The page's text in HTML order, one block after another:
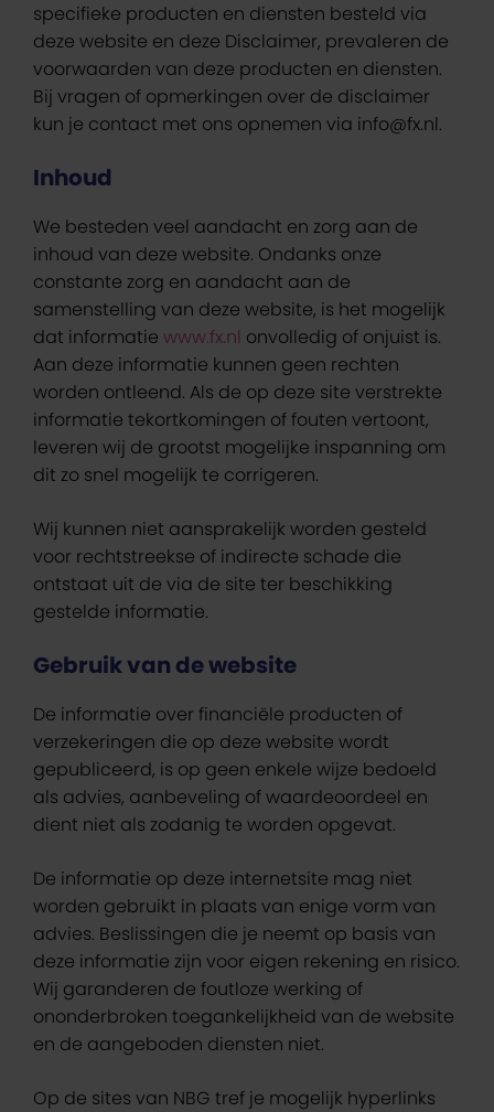
specifieke producten en diensten besteld via
deze website en deze Disclaimer, prevaleren de
voorwaarden van deze producten en diensten.
Bij vragen of opmerkingen over de disclaimer
kun je contact met ons opnemen via info@fx.nl.
Inhoud
We besteden veel aandacht en zorg aan de
inhoud van deze website. Ondanks onze
constante zorg en aandacht aan de
samenstelling van deze website, is het mogelijk
dat informatie www.fx.nl onvolledig of onjuist is.
Aan deze informatie kunnen geen rechten
worden ontleend. Als de op deze site verstrekte
informatie tekortkomingen of fouten vertoont,
leveren wij de grootst mogelijke inspanning om
dit zo snel mogelijk te corrigeren.
Wij kunnen niet aansprakelijk worden gesteld
voor rechtstreekse of indirecte schade die
ontstaat uit de via de site ter beschikking
gestelde informatie.
Gebruik van de website
De informatie over financiële producten of
verzekeringen die op deze website wordt
gepubliceerd, is op geen enkele wijze bedoeld
als advies, aanbeveling of waardeoordeel en
dient niet als zodanig te worden opgevat.
De informatie op deze internetsite mag niet
worden gebruikt in plaats van enige vorm van
advies. Beslissingen die je neemt op basis van
deze informatie zijn voor eigen rekening en risico.
Wij garanderen de foutloze werking of
ononderbroken toegankelijkheid van de website
en de aangeboden diensten niet.
Op de sites van NBG tref je mogelijk hyperlinks